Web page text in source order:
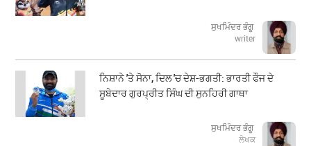
ਸੁਖਮਿੰਦਰ ਭੰਗੂ
writer
ਨਿਸ਼ਾਨੇ 'ਤੇ ਸੋਨਾ, ਦਿਲ 'ਚ ਦੇਸ਼-ਭਗਤੀ: ਭਾਰਤੀ ਫੌਜ ਦੇ
ਸੂਬੇਦਾਰ ਗੁਰਪ੍ਰੀਤ ਸਿੰਘ ਦੀ ਸੁਨਹਿਰੀ ਗਾਥਾ
ਸੁਖਮਿੰਦਰ ਭੰਗੂ
ਲੇਖਕ